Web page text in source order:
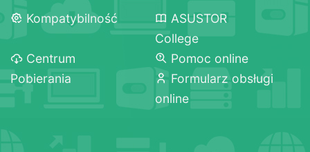
Kompatybilność
ASUSTOR
College
Centrum
Pobierania
Pomoc online
Formularz obsługi
online